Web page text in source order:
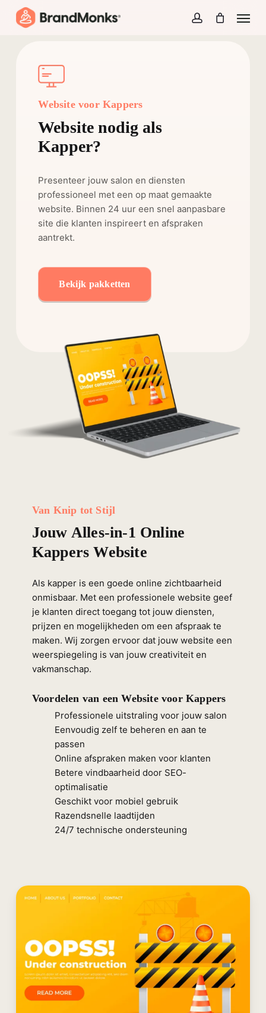
account
Website voor Kappers
Website nodig als
Kapper?
Presenteer jouw salon en diensten
professioneel met een op maat gemaakte
website. Binnen 24 uur een snel aanpasbare
site die klanten inspireert en afspraken
aantrekt.
Bekijk pakketten
Van Knip tot Stijl
Jouw Alles-in-1 Online
Kappers Website
Als kapper is een goede online zichtbaarheid
onmisbaar. Met een professionele website geef
je klanten direct toegang tot jouw diensten,
prijzen en mogelijkheden om een afspraak te
maken. Wij zorgen ervoor dat jouw website een
weerspiegeling is van jouw creativiteit en
vakmanschap.
Voordelen van een Website voor Kappers
Professionele uitstraling voor jouw salon
Eenvoudig zelf te beheren en aan te
passen
Online afspraken maken voor klanten
Betere vindbaarheid door SEO-
optimalisatie
Geschikt voor mobiel gebruik
Razendsnelle laadtijden
24/7 technische ondersteuning